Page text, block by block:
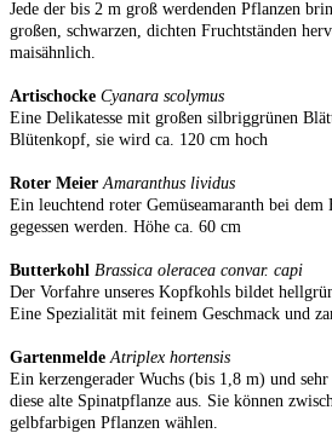
Jede der bis 2 m groß werdenden Pflanzen
großen, schwarzen, dichten Fruchtständen
maisähnlich.
Artischocke Cyanara scolymus
Eine Delikatesse mit großen silbriggrünen
Blütenkopf, sie wird ca. 120 cm hoch
Roter Meier Amaranthus lividus
Ein leuchtend roter Gemüseamaranth bei dem
gegessen werden. Höhe ca. 60 cm
Butterkohl Brassica oleracea convar. capi
Der Vorfahre unseres Kopfkohls bildet
Eine Spezialität mit feinem Geschmack und
Gartenmelde Atriplex hortensis
Ein kerzengerader Wuchs (bis 1,8 m) und
diese alte Spinatpflanze aus. Sie können
gelbfarbigen Pflanzen wählen.